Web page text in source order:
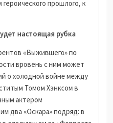
прошлого, к
настоящая рубка
«Выжившего» по
вровень с ним может
о холодной войне между
Томом Хэнксом в
актером
два «Оскара» подряд: в